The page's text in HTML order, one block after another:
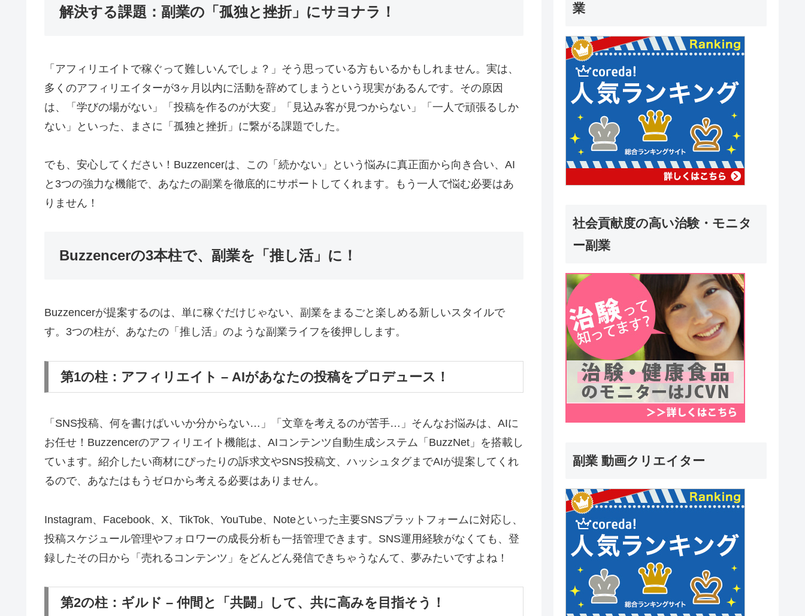
解決する課題：副業の「孤独と挫折」にサヨナラ！
「アフィリエイトで稼ぐって難しいんでしょ？」そう思っている方もいるかもしれません。実は、
多くのアフィリエイターが3ヶ月以内に活動を辞めてしまうという現実があるんです。その原因
は、「学びの場がない」「投稿を作るのが大変」「見込み客が見つからない」「一人で頑張るしか
ない」といった、まさに「孤独と挫折」に繋がる課題でした。
でも、安心してください！Buzzencerは、この「続かない」という悩みに真正面から向き合い、AI
と3つの強力な機能で、あなたの副業を徹底的にサポートしてくれます。もう一人で悩む必要はあ
りません！
Buzzencerの3本柱で、副業を「推し活」に！
Buzzencerが提案するのは、単に稼ぐだけじゃない、副業をまるごと楽しめる新しいスタイルで
す。3つの柱が、あなたの「推し活」のような副業ライフを後押しします。
第1の柱：アフィリエイト – AIがあなたの投稿をプロデュース！
「SNS投稿、何を書けばいいか分からない…」「文章を考えるのが苦手…」そんなお悩みは、AIに
お任せ！Buzzencerのアフィリエイト機能は、AIコンテンツ自動生成システム「BuzzNet」を搭載し
ています。紹介したい商材にぴったりの訴求文やSNS投稿文、ハッシュタグまでAIが提案してくれ
るので、あなたはもうゼロから考える必要はありません。
Instagram、Facebook、X、TikTok、YouTube、Noteといった主要SNSプラットフォームに対応し、
投稿スケジュール管理やフォロワーの成長分析も一括管理できます。SNS運用経験がなくても、登
録したその日から「売れるコンテンツ」をどんどん発信できちゃうなんて、夢みたいですよね！
第2の柱：ギルド – 仲間と「共闘」して、共に高みを目指そう！
業
社会貢献度の高い治験・モニタ
ー副業
副業 動画クリエイター